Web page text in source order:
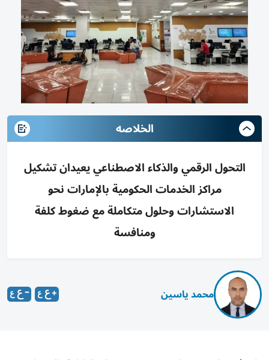
الخلاصه
التحول الرقمي والذكاء الاصطناعي يعيدان تشكيل
مراكز الخدمات الحكومية بالإمارات نحو
الاستشارات وحلول متكاملة مع ضغوط كلفة
ومنافسة
محمد ياسين